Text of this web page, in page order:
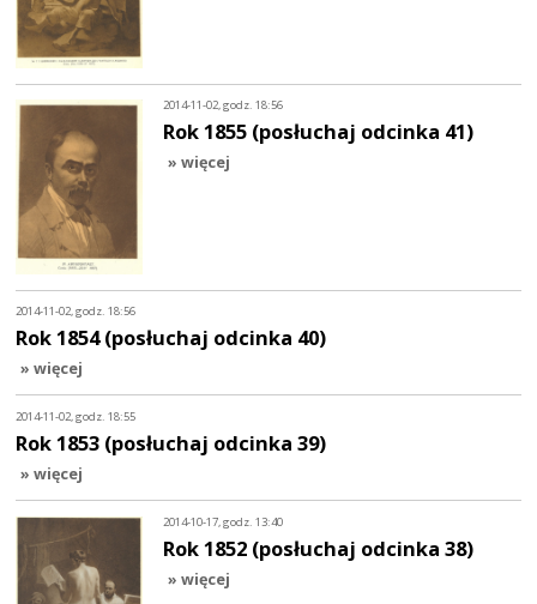
2014-11-02, godz. 18:56
Rok 1855 (posłuchaj odcinka 41)
» więcej
2014-11-02, godz. 18:56
Rok 1854 (posłuchaj odcinka 40)
» więcej
2014-11-02, godz. 18:55
Rok 1853 (posłuchaj odcinka 39)
» więcej
2014-10-17, godz. 13:40
Rok 1852 (posłuchaj odcinka 38)
» więcej